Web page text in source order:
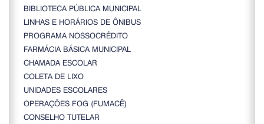
BIBLIOTECA PÚBLICA MUNICIPAL
LINHAS E HORÁRIOS DE ÔNIBUS
PROGRAMA NOSSOCRÉDITO
FARMÁCIA BÁSICA MUNICIPAL
CHAMADA ESCOLAR
COLETA DE LIXO
UNIDADES ESCOLARES
OPERAÇÕES FOG (FUMACÊ)
CONSELHO TUTELAR